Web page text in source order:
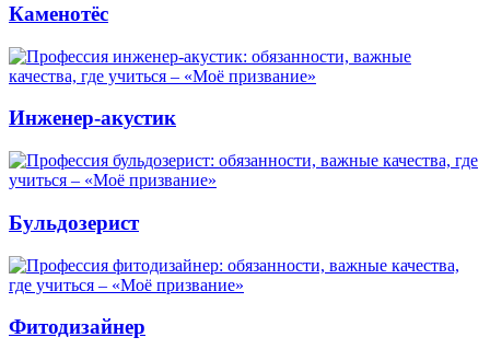
Каменотёс
Инженер-акустик
Бульдозерист
Фитодизайнер